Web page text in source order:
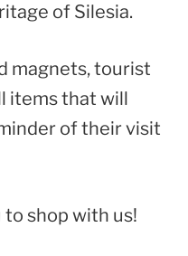
of Silesia.
magnets, tourist
items that will
of their visit
shop with us!